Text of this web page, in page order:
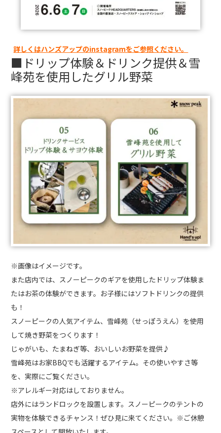
詳しくはハンズアップのinstagramをご参照ください。
■ドリップ体験＆ドリンク提供＆雪
峰苑を使用したグリル野菜
※画像はイメージです。
また店内では、スノーピークのギアを使用したドリップ体験ま
たはお茶の体験ができます。お子様にはソフトドリンクの提供
も！
スノーピークの人気アイテム、雪峰苑（せっぽうえん）を使用
して焼き野菜をつくります！
じゃがいも、たまねぎ等、おいしいお野菜を提供♪
雪峰苑はお家BBQでも活躍するアイテム。その使いやすさ等
を、実際にご覧ください。
※アレルギー対応はしておりません。
店外にはランドロックを設置します。スノーピークのテントの
実物を体験できるチャンス！ぜひ見に来てください。※ご休憩